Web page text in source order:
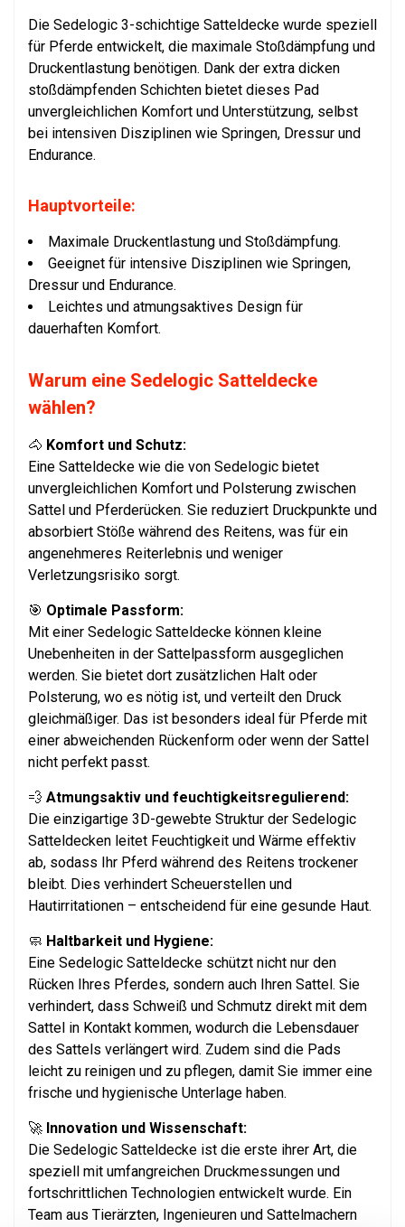
Die Sedelogic 3-schichtige Satteldecke wurde speziell
für Pferde entwickelt, die maximale Stoßdämpfung und
Druckentlastung benötigen. Dank der extra dicken
stoßdämpfenden Schichten bietet dieses Pad
unvergleichlichen Komfort und Unterstützung, selbst
bei intensiven Disziplinen wie Springen, Dressur und
Endurance.
Hauptvorteile:
Maximale Druckentlastung und Stoßdämpfung.
Geeignet für intensive Disziplinen wie Springen,
Dressur und Endurance.
Leichtes und atmungsaktives Design für
dauerhaften Komfort.
Warum eine Sedelogic Satteldecke
wählen?
🐴 Komfort und Schutz:
Eine Satteldecke wie die von Sedelogic bietet
unvergleichlichen Komfort und Polsterung zwischen
Sattel und Pferderücken. Sie reduziert Druckpunkte und
absorbiert Stöße während des Reitens, was für ein
angenehmeres Reiterlebnis und weniger
Verletzungsrisiko sorgt.
🎯 Optimale Passform:
Mit einer Sedelogic Satteldecke können kleine
Unebenheiten in der Sattelpassform ausgeglichen
werden. Sie bietet dort zusätzlichen Halt oder
Polsterung, wo es nötig ist, und verteilt den Druck
gleichmäßiger. Das ist besonders ideal für Pferde mit
einer abweichenden Rückenform oder wenn der Sattel
nicht perfekt passt.
💨 Atmungsaktiv und feuchtigkeitsregulierend:
Die einzigartige 3D-gewebte Struktur der Sedelogic
Satteldecken leitet Feuchtigkeit und Wärme effektiv
ab, sodass Ihr Pferd während des Reitens trockener
bleibt. Dies verhindert Scheuerstellen und
Hautirritationen – entscheidend für eine gesunde Haut.
🧼 Haltbarkeit und Hygiene:
Eine Sedelogic Satteldecke schützt nicht nur den
Rücken Ihres Pferdes, sondern auch Ihren Sattel. Sie
verhindert, dass Schweiß und Schmutz direkt mit dem
Sattel in Kontakt kommen, wodurch die Lebensdauer
des Sattels verlängert wird. Zudem sind die Pads
leicht zu reinigen und zu pflegen, damit Sie immer eine
frische und hygienische Unterlage haben.
🚀 Innovation und Wissenschaft:
Die Sedelogic Satteldecke ist die erste ihrer Art, die
speziell mit umfangreichen Druckmessungen und
fortschrittlichen Technologien entwickelt wurde. Ein
Team aus Tierärzten, Ingenieuren und Sattelmachern